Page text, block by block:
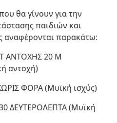
θα γίνουν για την
παιδιών και
αναφέρονται παρακάτω:
ΑΝΤΟΧΗΣ 20 Μ
αντοχή)
ΦΟΡΑ (Μυϊκή ισχύς)
ΔΕΥΤΕΡΟΛΕΠΤΑ (Μυϊκή